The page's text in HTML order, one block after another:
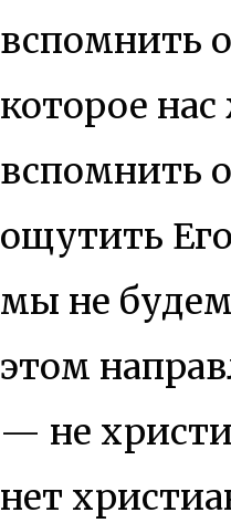
вспомнить
которое
вспомнить
ощутить
мы не будем
этом
— не
нет